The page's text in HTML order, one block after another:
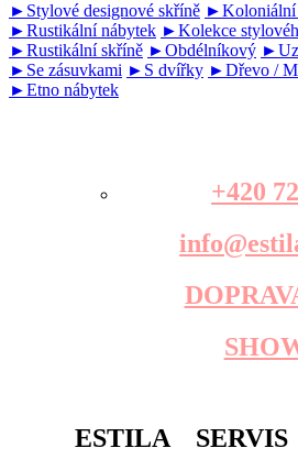
►Stylové designové skříně ►Koloniální
►Rustikální nábytek ►Kolekce
►Rustikální skříně ►Obdélníkový
►Se zásuvkami ►S dvířky ►Dřevo /
►Etno nábytek
+420
ESTILA SERVIS